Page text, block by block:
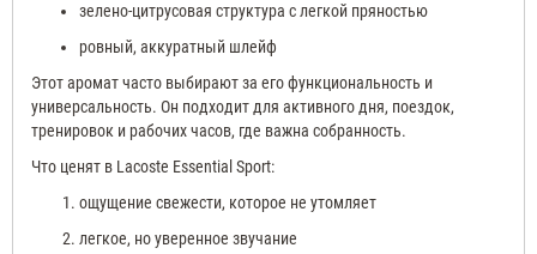
зелено-цитрусовая структура с легкой пряностью
ровный, аккуратный шлейф
Этот аромат часто выбирают за его функциональность и
универсальность. Он подходит для активного дня, поездок,
тренировок и рабочих часов, где важна собранность.
Что ценят в Lacoste Essential Sport:
ощущение свежести, которое не утомляет
легкое, но уверенное звучание